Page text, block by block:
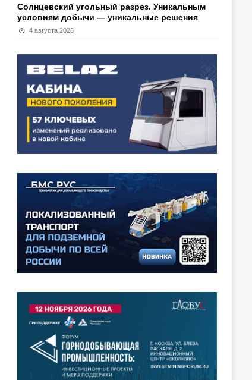
Солнцевский угольный разрез. Уникальным
условиям добычи — уникальные решения
4 августа 2026